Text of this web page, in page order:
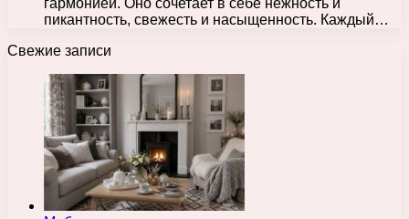
пикантность, свежесть и насыщенность. Каждый…
Свежие записи